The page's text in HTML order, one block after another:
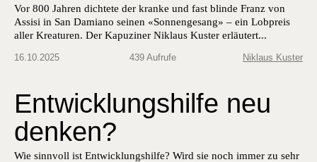
Vor 800 Jahren dichtete der kranke und fast blinde Franz von
Assisi in San Damiano seinen «Sonnengesang» – ein Lobpreis
aller Kreaturen. Der Kapuziner Niklaus Kuster erläutert...
16.10.2025 439 Aufrufe Niklaus Kuster
Entwicklungshilfe neu
denken?
Wie sinnvoll ist Entwicklungshilfe? Wird sie noch immer zu sehr